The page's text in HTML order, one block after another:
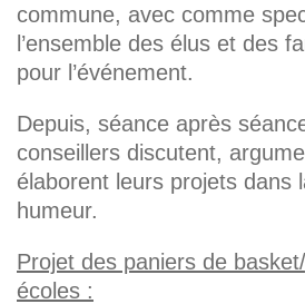
commune, avec comme
l’ensemble des élus et des
pour l’événement.
Depuis, séance après
conseillers discutent,
élaborent leurs projets dans
humeur.
Projet des paniers de
écoles :